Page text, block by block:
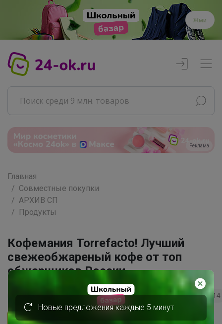
Жми
Главная
Совместные покупки
АРХИВ СП
Продукты
Кофемания Torrefacto! Лучший
свежеобжареный кофе от топ
обжарщиков России.
67 5.0 31.8K 15.7K 1.8K 14
Ответить
Новые предложения каждые 5 минут